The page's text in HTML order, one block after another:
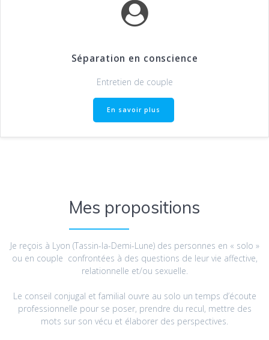
Séparation en conscience
Entretien de couple
En savoir plus
Mes propositions
Je reçois à Lyon (Tassin-la-Demi-Lune) des personnes en « solo »
ou en couple confrontées à des questions de leur vie affective,
relationnelle et/ou sexuelle.
Le conseil conjugal et familial ouvre au solo un temps d’écoute
professionnelle pour se poser, prendre du recul, mettre des
mots sur son vécu et élaborer des perspectives.